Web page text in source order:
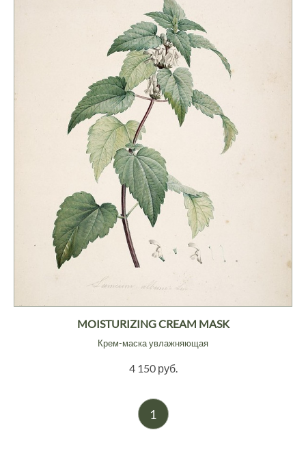
MOISTURIZING CREAM MASK
Крем-маска увлажняющая
4 150 руб.
1